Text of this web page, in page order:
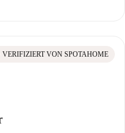
VERIFIZIERT VON SPOTAHOME